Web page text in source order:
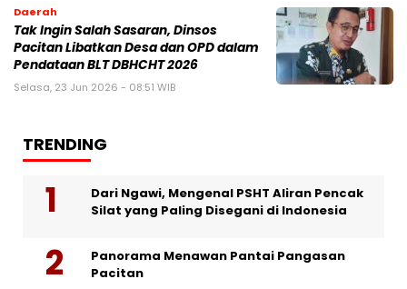
Daerah
Tak Ingin Salah Sasaran, Dinsos
Pacitan Libatkan Desa dan OPD dalam
Pendataan BLT DBHCHT 2026
Selasa, 23 Jun 2026 - 08:51 WIB
TRENDING
Dari Ngawi, Mengenal PSHT Aliran Pencak
Silat yang Paling Disegani di Indonesia
Panorama Menawan Pantai Pangasan
Pacitan